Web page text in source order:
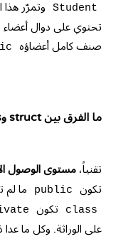
Student
وتمرّر هذا
صنف كامل أعضاؤه
ما الفرق بين struct وclass في C++؟
تقنياً، مستوى الوصول
تكون public ما لم
class تكون
على الوراثة. وكل ما عدا